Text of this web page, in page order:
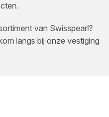
van Swisspearl?
langs bij onze vestiging